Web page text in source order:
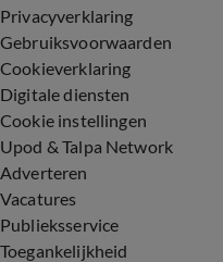
Privacyverklaring
Gebruiksvoorwaarden
Cookieverklaring
Digitale diensten
Cookie instellingen
Upod & Talpa Network
Adverteren
Vacatures
Publieksservice
Toegankelijkheid